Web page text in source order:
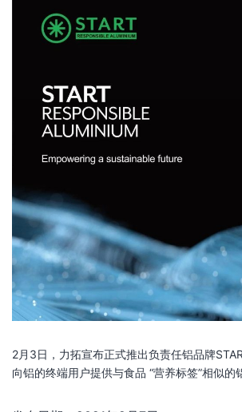
2月3日，力拓宣布正式推出负责任铝品牌
向铝的终端用户提供与食品 “营养标签”相似的